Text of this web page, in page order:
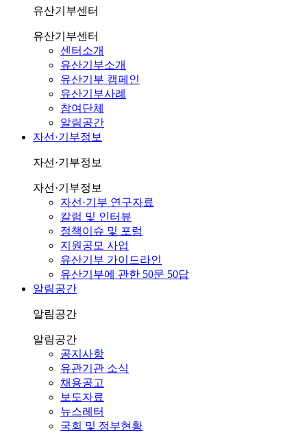
유산기부센터
유산기부센터
센터소개
유산기부소개
유산기부 캠페인
유산기부사례
참여단체
알림공간
자선·기부정보
자선·기부정보
자선·기부정보
자선·기부 연구자료
칼럼 및 인터뷰
정책이슈 및 포럼
지원공모 사업
유산기부 가이드라인
유산기부에 관한 50문 50답
알림공간
알림공간
알림공간
공지사항
유관기관 소식
채용공고
보도자료
뉴스레터
국회 및 정부현황